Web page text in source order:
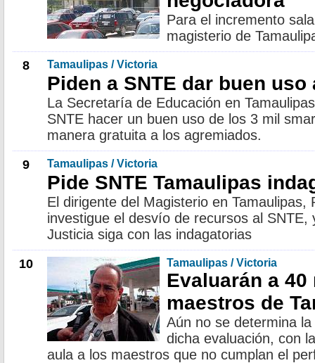
Para el incremento
magisterio de
8 Tamaulipas / Victoria
Piden a SNTE dar buen
La Secretaría de Educación en
SNTE hacer un buen uso de los 3 mil
manera gratuita a los agremiados.
9 Tamaulipas / Victoria
Pide SNTE Tamaulipas
El dirigente del Magisterio en Tamaulipas,
investigue el desvío de recursos al
Justicia siga con las indagatorias
10 Tamaulipas / Victoria
Evaluarán a 40
maestros de
Aún no se determina
dicha evaluación, con
aula a los maestros que no cumplan el